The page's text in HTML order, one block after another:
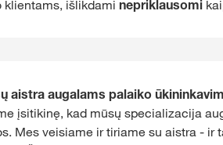
klientams, išlikdaminepriklausomi
aistra augalams palaiko
įsitikinę, kad mūsų specializacija
Mes veisiame ir tiriame su aistra - ir